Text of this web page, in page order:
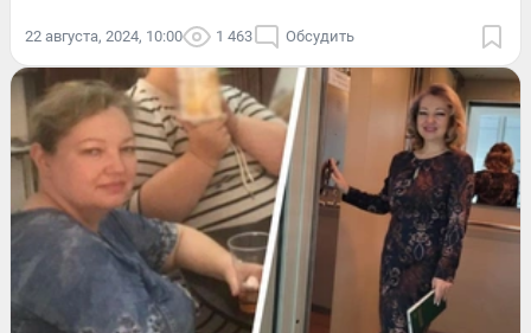
22 августа, 2024, 10:00 1 463 Обсудить